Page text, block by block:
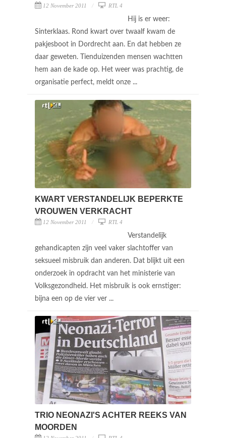
12 November 2011 RTL 4
Hij is er weer:
Sinterklaas. Rond kwart over twaalf kwam de
pakjesboot in Dordrecht aan. En dat hebben ze
daar geweten. Tienduizenden mensen wachtten
hem aan de kade op. Het weer was prachtig, de
organisatie perfect, meldt onze ...
KWART VERSTANDELIJK BEPERKTE
VROUWEN VERKRACHT
12 November 2011 RTL 4
Verstandelijk
gehandicapten zijn veel vaker slachtoffer van
seksueel misbruik dan anderen. Dat blijkt uit een
onderzoek in opdracht van het ministerie van
Volksgezondheid. Het misbruik is ook ernstiger:
bijna een op de vier ver ...
TRIO NEONAZI'S ACHTER REEKS VAN
MOORDEN